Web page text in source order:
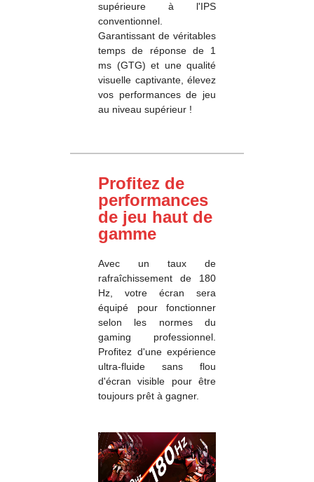
supérieure à l'IPS
conventionnel.
Garantissant de véritables
temps de réponse de 1
ms (GTG) et une qualité
visuelle captivante, élevez
vos performances de jeu
au niveau supérieur !
Profitez de
performances
de jeu haut de
gamme
Avec un taux de
rafraîchissement de 180
Hz, votre écran sera
équipé pour fonctionner
selon les normes du
gaming professionnel.
Profitez d'une expérience
ultra-fluide sans flou
d'écran visible pour être
toujours prêt à gagner.